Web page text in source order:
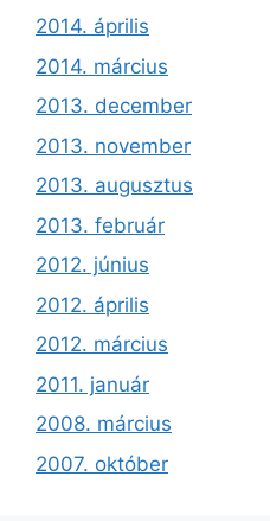
2014. április
2014. március
2013. december
2013. november
2013. augusztus
2013. február
2012. június
2012. április
2012. március
2011. január
2008. március
2007. október